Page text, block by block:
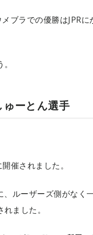
ブラでの優勝はJPRに
ーとん選手
催されました。
ルーザーズ側がなく
ました。